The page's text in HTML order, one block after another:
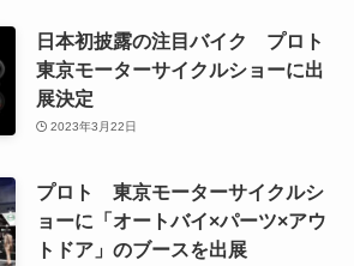
日本初披露の注目バイク プロト
東京モーターサイクルショーに出
展決定
2023年3月22日
プロト 東京モーターサイクルシ
ョーに「オートバイ×パーツ×アウ
トドア」のブースを出展